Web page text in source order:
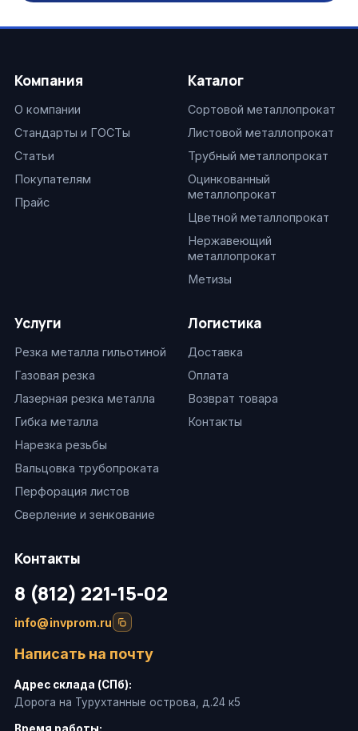
Компания
О компании
Стандарты и ГОСТы
Статьи
Покупателям
Прайс
Каталог
Сортовой металлопрокат
Листовой металлопрокат
Трубный металлопрокат
Оцинкованный
металлопрокат
Цветной металлопрокат
Нержавеющий
металлопрокат
Метизы
Услуги
Резка металла гильотиной
Газовая резка
Лазерная резка металла
Гибка металла
Нарезка резьбы
Вальцовка трубопроката
Перфорация листов
Сверление и зенкование
Логистика
Доставка
Оплата
Возврат товара
Контакты
Контакты
8 (812) 221-15-02
info@invprom.ru
Написать на почту
Адрес склада (СПб):
Дорога на Турухтанные острова, д.24 к5